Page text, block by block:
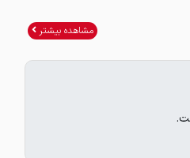
مشاهده بیشتر